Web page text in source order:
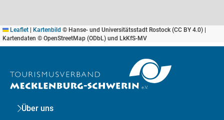
Leaflet Kartenbild © Hanse- und Universitätsstadt Rostock (CC BY 4.0) |
Kartendaten © OpenStreetMap (ODbL) und LkKfS-MV
Über uns